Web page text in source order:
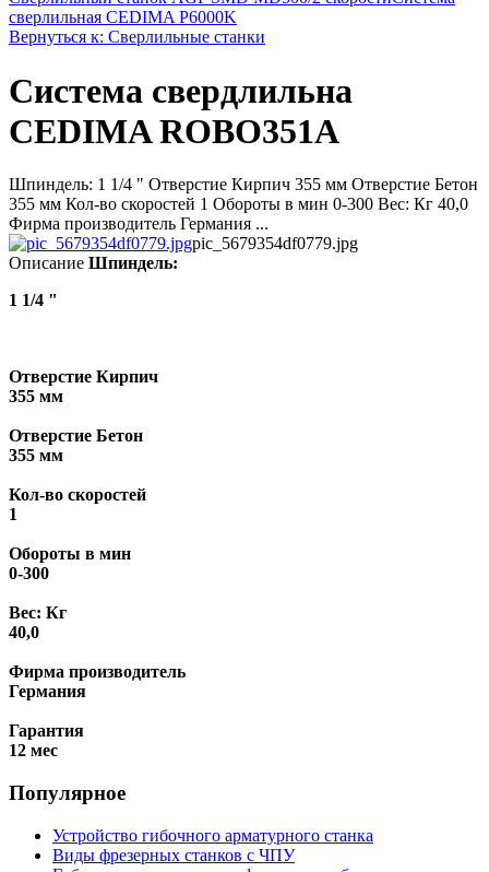
сверлильная CEDIMA P6000K
Вернуться к: Сверлильные станки
Система свердлильна
CEDIMA ROBO351A
Шпиндель: 1 1/4 " Отверстие Кирпич 355 мм Отверстие Бетон
355 мм Кол-во скоростей 1 Обороты в мин 0-300 Вес: Кг 40,0
Фирма производитель Германия ...
pic_5679354df0779.jpg
Описание Шпиндель:
1 1/4 "
Отверстие Кирпич
355 мм
Отверстие Бетон
355 мм
Кол-во скоростей
1
Обороты в мин
0-300
Вес: Кг
40,0
Фирма производитель
Германия
Гарантия
12 мес
Популярное
Устройство гибочного арматурного станка
Виды фрезерных станков с ЧПУ